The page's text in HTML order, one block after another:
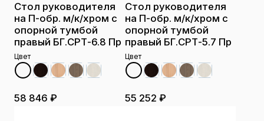
Стол руководителя
на П-обр. м/к/хром с
опорной тумбой
правый БГ.СРТ-6.8 Пр
Цвет
58 846 ₽
Стол руководителя
на П-обр. м/к/хром с
опорной тумбой
правый БГ.СРТ-5.7 Пр
Цвет
55 252 ₽